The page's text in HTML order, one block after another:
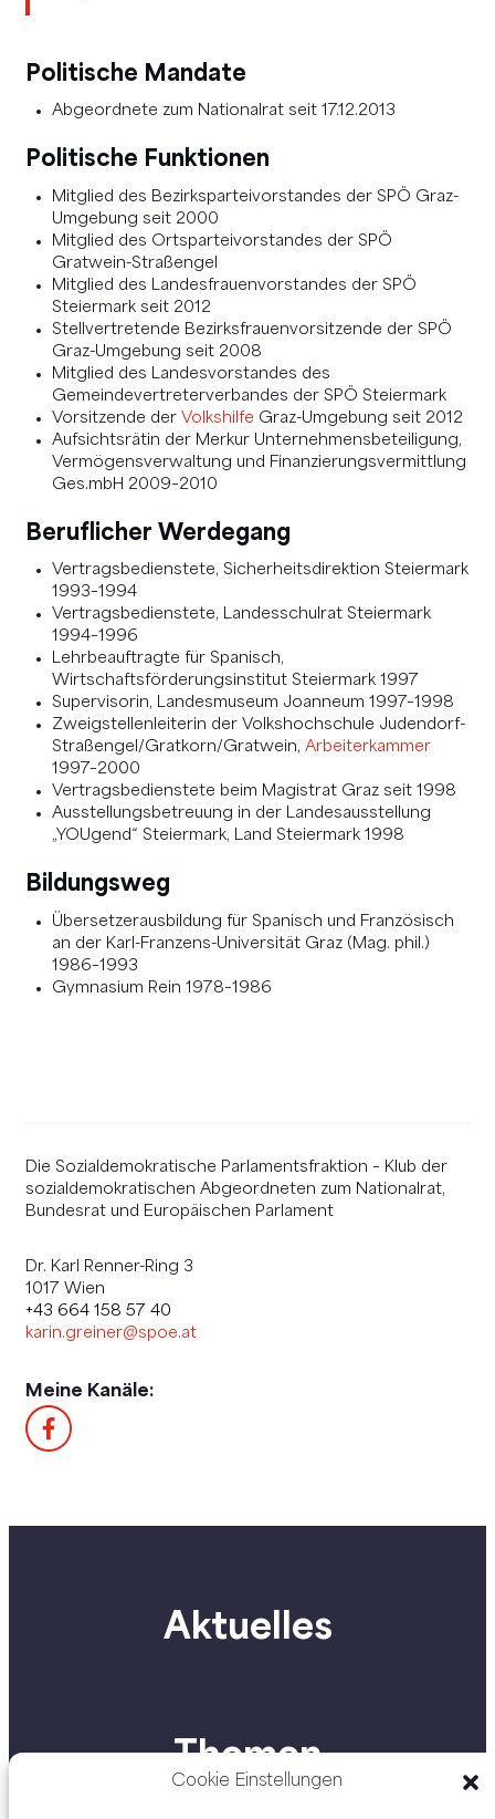
Cookie Einstellungen
Politische Mandate
Abgeordnete zum Nationalrat seit 17.12.2013
Politische Funktionen
Mitglied des Bezirksparteivorstandes der SPÖ Graz-
Umgebung seit 2000
Mitglied des Ortsparteivorstandes der SPÖ
Gratwein-Straßengel
Mitglied des Landesfrauenvorstandes der SPÖ
Steiermark seit 2012
Stellvertretende Bezirksfrauenvorsitzende der SPÖ
Graz-Umgebung seit 2008
Mitglied des Landesvorstandes des
Gemeindevertreterverbandes der SPÖ Steiermark
Vorsitzende der Volkshilfe Graz-Umgebung seit 2012
Aufsichtsrätin der Merkur Unternehmensbeteiligung,
Vermögensverwaltung und Finanzierungsvermittlung
Ges.mbH 2009–2010
Beruflicher Werdegang
Vertragsbedienstete, Sicherheitsdirektion Steiermark
1993–1994
Vertragsbedienstete, Landesschulrat Steiermark
1994–1996
Lehrbeauftragte für Spanisch,
Wirtschaftsförderungsinstitut Steiermark 1997
Supervisorin, Landesmuseum Joanneum 1997–1998
Zweigstellenleiterin der Volkshochschule Judendorf-
Straßengel/Gratkorn/Gratwein, Arbeiterkammer
1997–2000
Vertragsbedienstete beim Magistrat Graz seit 1998
Ausstellungsbetreuung in der Landesausstellung
„YOUgend“ Steiermark, Land Steiermark 1998
Bildungsweg
Übersetzerausbildung für Spanisch und Französisch
an der Karl-Franzens-Universität Graz (Mag. phil.)
1986–1993
Gymnasium Rein 1978–1986
Die Sozialdemokratische Parlamentsfraktion – Klub der
sozialdemokratischen Abgeordneten zum Nationalrat,
Bundesrat und Europäischen Parlament
Dr. Karl Renner-Ring 3
1017 Wien
+43 664 158 57 40
karin.greiner@spoe.at
Meine Kanäle:
Aktuelles
Themen